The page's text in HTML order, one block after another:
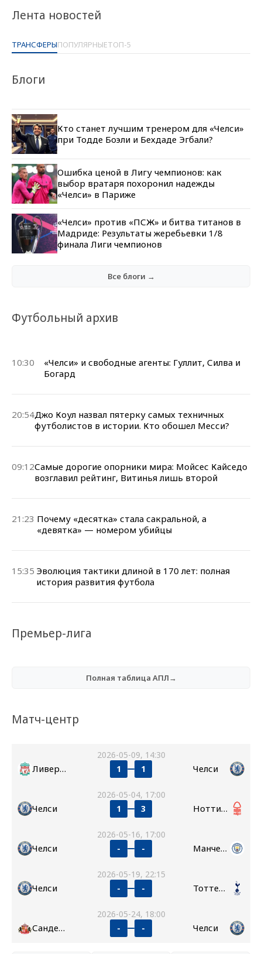
Лента новостей
ТРАНСФЕРЫПОПУЛЯРНЫЕТОП-5
Блоги
Кто станет лучшим тренером для «Челси»
при Тодде Боэли и Бехдаде Эгбали?
Ошибка ценой в Лигу чемпионов: как
выбор вратаря похоронил надежды
«Челси» в Париже
«Челси» против «ПСЖ» и битва титанов в
Мадриде: Результаты жеребьевки 1/8
финала Лиги чемпионов
Все блоги →
Футбольный архив
10:30
«Челси» и свободные агенты: Гуллит, Силва и
Богард
20:54Джо Коул назвал пятерку самых техничных
футболистов в истории. Кто обошел Месси?
09:12Самые дорогие опорники мира: Мойсес Кайседо
возглавил рейтинг, Витинья лишь второй
21:23 Почему «десятка» стала сакральной, а
«девятка» — номером убийцы
15:35 Эволюция тактики длиной в 170 лет: полная
история развития футбола
Премьер-лига
Полная таблица АПЛ→
Матч-центр
2026-05-09, 14:30
Ливерпуль 1 1 Челси
2026-05-04, 17:00
Челси 1 3 Ноттингем Форест
2026-05-16, 17:00
Челси - - Манчестер Сити
2026-05-19, 22:15
Челси - - Тоттенхэм
2026-05-24, 18:00
Сандерленд - - Челси